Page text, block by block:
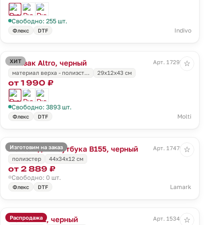
Свободно: 255 шт.
Флекс DTF Indivo
ХИТ
Рюкзак Altro, черный
Арт. 17295.30
материал верха - полиэст…
29x12x43 см
от 1 990 ₽
Свободно: 3893 шт.
Флекс DTF Molti
☆
Изготовим на заказ
Рюкзак для ноутбука B155, черный
Арт. 17470.30
полиэстер
44х34х12 см
от 2 889 ₽
Свободно: 0 шт.
Флекс DTF Lamark
☆
Распродажа
Рюкзак B1, черный
Арт. 15341.30
☆